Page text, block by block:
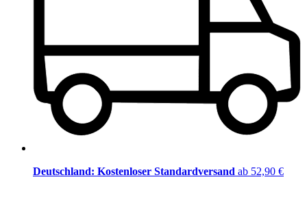
Deutschland: Kostenloser Standardversand ab 52,90 €